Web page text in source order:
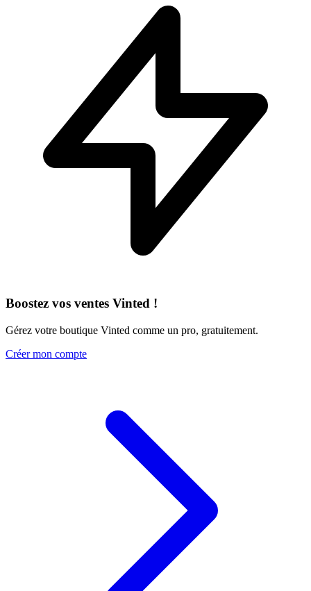
Boostez vos ventes Vinted !
Gérez votre boutique Vinted comme un pro, gratuitement.
Créer mon compte